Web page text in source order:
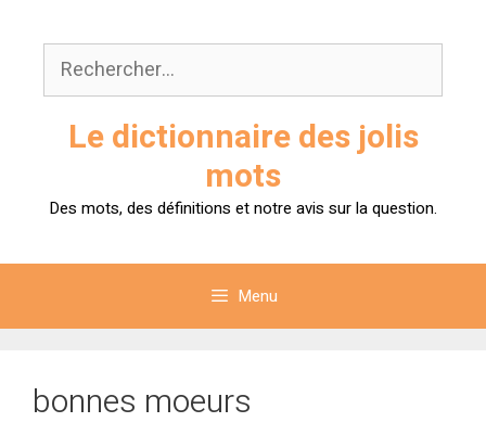
contenu
Rechercher :
Le dictionnaire des jolis
mots
Des mots, des définitions et notre avis sur la question.
Menu
bonnes moeurs